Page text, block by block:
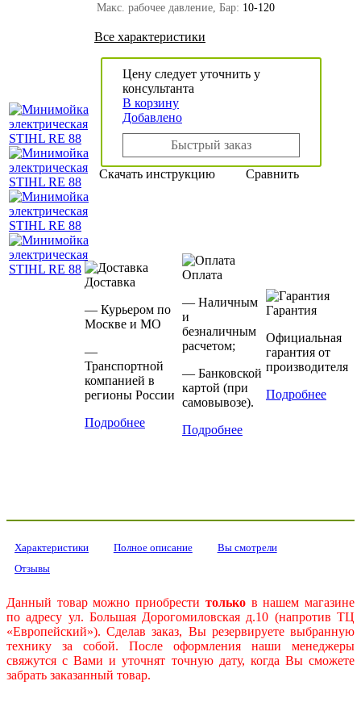
Макс. рабочее давление, Бар: 10-120
Все характеристики
Цену следует уточнить у
консультанта
В корзину
Добавлено
Быстрый заказ
Скачать инструкцию Сравнить
Доставка
— Курьером по
Москве и МО
—
Транспортной
компанией в
регионы России
Подробнее
Оплата
— Наличным
и
безналичным
расчетом;
— Банковской
картой (при
самовывозе).
Подробнее
Гарантия
Официальная
гарантия от
производителя
Подробнее
Характеристики Полное описание
Вы смотрели
Отзывы
Данный товар можно приобрести тольков нашем магазине
по адресу ул. Большая Дорогомиловская д.10 (напротив ТЦ
«Европейский»). Сделав заказ, Вы резервируете выбранную
технику за собой. После оформления наши менеджеры
свяжутся с Вами и уточнят точную дату, когда Вы сможете
забрать заказанный товар.